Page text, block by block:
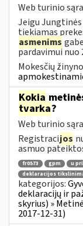
Web turinio
Jeigu
tiekiamas
asmenims
pardavimui nuo
Mokesčių
Kokia
tvarka?
Web turinio
Registracijos
asmuo
fr0573 gpm u
deklaracijos
kategorijos:
deklaracijų ir
skyrius) »
2017-12-31)